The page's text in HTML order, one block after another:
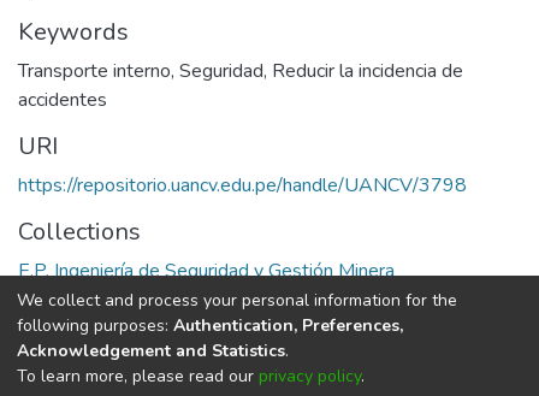
Keywords
Transporte interno, Seguridad, Reducir la incidencia de
accidentes
URI
https://repositorio.uancv.edu.pe/handle/UANCV/3798
Collections
E.P. Ingeniería de Seguridad y Gestión Minera
Full item page
DSpace softwarecopyright © 2002-2026
We collect and process your personal information for the
following purposes: Authentication, Preferences,
Acknowledgement and Statistics.
To learn more, please read our privacy policy.